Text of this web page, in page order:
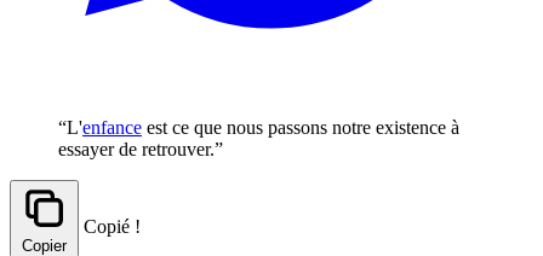
“L'enfance est ce que nous passons notre existence à
essayer de retrouver.”
Copier
Copié !